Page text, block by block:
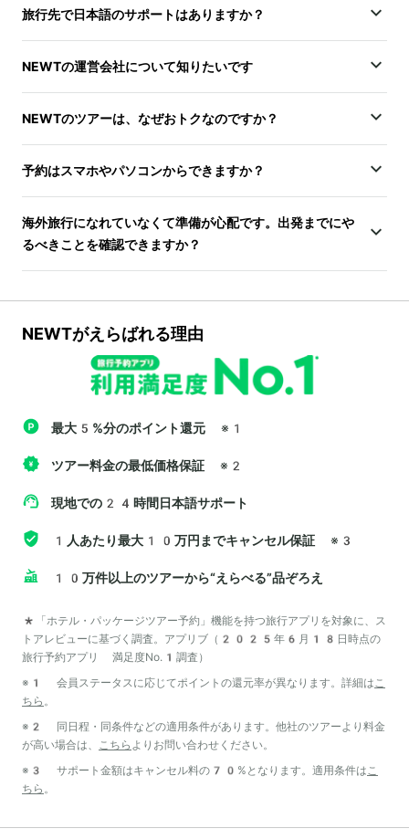
旅行先で日本語のサポートはありますか？
NEWTの運営会社について知りたいです
NEWTのツアーは、なぜおトクなのですか？
予約はスマホやパソコンからできますか？
海外旅行になれていなくて準備が心配です。出発までにや
るべきことを確認できますか？
NEWTがえらばれる理由
最大5%分のポイント還元 ※1
ツアー料金の最低価格保証 ※2
現地での24時間日本語サポート
1人あたり最大10万円までキャンセル保証 ※3
10万件以上のツアーから“えらべる”品ぞろえ
*「ホテル・パッケージツアー予約」機能を持つ旅行アプリを対象に、ス
トアレビューに基づく調査。アプリブ（2025年6月18日時点の
旅行予約アプリ 満足度No.1調査）
※1 会員ステータスに応じてポイントの還元率が異なります。詳細は こ
ちら 。
※2 同日程・同条件などの適用条件があります。他社のツアーより料金
が高い場合は、
こちら よりお問い合わせください。
※3 サポート金額はキャンセル料の70%となります。適用条件は こ
ちら 。